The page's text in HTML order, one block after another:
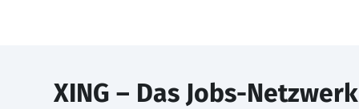
XING – Das Jobs-Netzwerk